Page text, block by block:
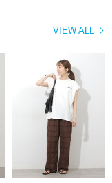
VIEW ALL